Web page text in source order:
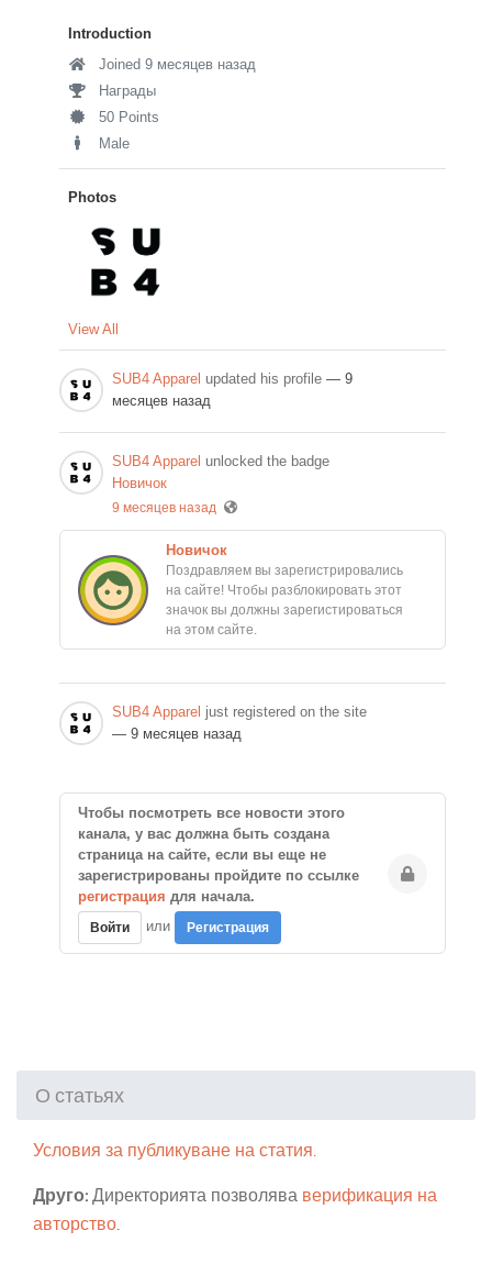
Introduction
Joined 9 месяцев назад
Награды
50 Points
Male
Photos
View All
SUB4 Apparel updated his profile — 9
месяцев назад
SUB4 Apparel unlocked the badge
Новичок
9 месяцев назад
Новичок
Поздравляем вы зарегистрировались
на сайте! Чтобы разблокировать этот
значок вы должны зарегистироваться
на этом сайте.
SUB4 Apparel just registered on the site
— 9 месяцев назад
Чтобы посмотреть все новости этого
канала, у вас должна быть создана
страница на сайте, если вы еще не
зарегистрированы пройдите по ссылке
регистрация для начала.
Войти или Регистрация
О статьях
Условия за публикуване на статия.
Друго: Директорията позволява верификация на
авторство.